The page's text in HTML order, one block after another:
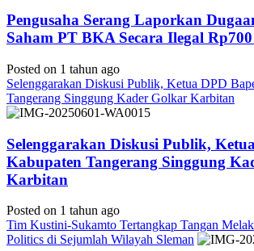
Pengusaha Serang Laporkan
Saham PT BKA Secara Ilegal
Posted on 1 tahun ago
Selenggarakan Diskusi Publik, Ketua DPD
Tangerang Singgung Kader Golkar Karbitan
Selenggarakan Diskusi Publik,
Kabupaten Tangerang Singgung
Karbitan
Posted on 1 tahun ago
Tim Kustini-Sukamto Tertangkap Tangan
Politics di Sejumlah Wilayah Sleman